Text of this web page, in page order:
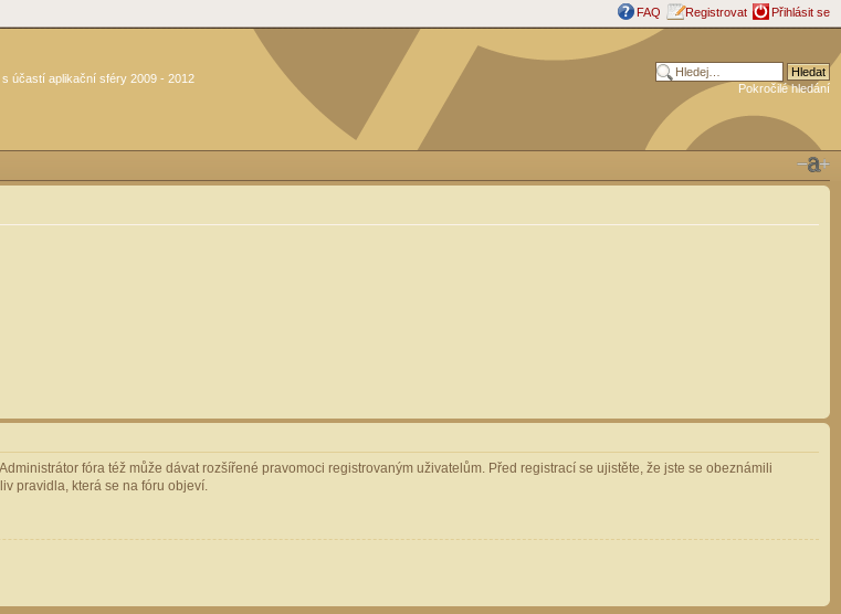
FAQ Registrovat Přihlásit se
účastí aplikační sféry 2009 - 2012
Pokročilé hledání
fóra též může dávat rozšířené pravomoci registrovaným uživatelům. Před registrací se ujistěte, že jste se obeznámili
pravidla, která se na fóru objeví.